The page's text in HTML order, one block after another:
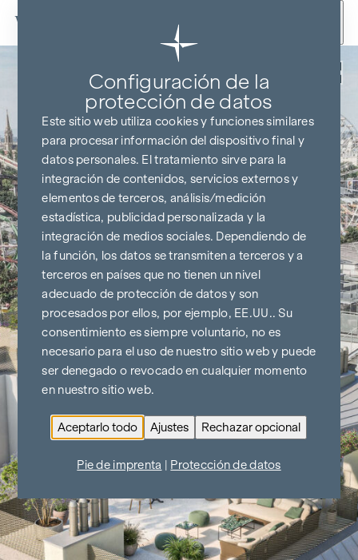
Ir al contenido
Configuración de la
protección de datos
Este sitio web utiliza cookies y funciones similares
para procesar información del dispositivo final y
datos personales. El tratamiento sirve para la
integración de contenidos, servicios externos y
elementos de terceros, análisis/medición
estadística, publicidad personalizada y la
integración de medios sociales. Dependiendo de
la función, los datos se transmiten a terceros y a
terceros en países que no tienen un nivel
adecuado de protección de datos y son
procesados por ellos, por ejemplo, EE.UU.. Su
consentimiento es siempre voluntario, no es
necesario para el uso de nuestro sitio web y puede
ser denegado o revocado en cualquier momento
en nuestro sitio web.
Aceptarlo todo Ajustes Rechazar opcional
Pie de imprenta Protección de datos